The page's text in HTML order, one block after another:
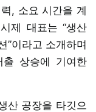
, 소요 시간을 계
제 대표는 “생산
”이라고 소개하며
출 상승에 기여한
산 공장을 타깃으